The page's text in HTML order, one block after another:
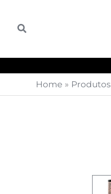
Search
Home Produtos